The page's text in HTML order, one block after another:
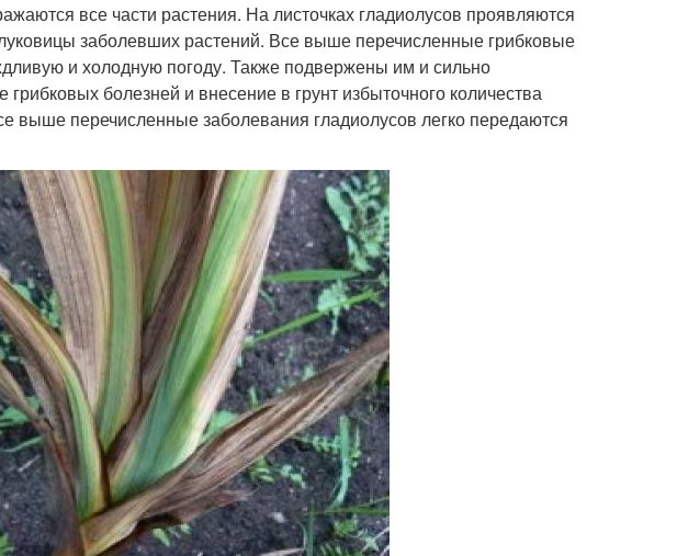
все части растения. На листочках гладиолусов проявляются
заболевших растений. Все выше перечисленные грибковые
и холодную погоду. Также подвержены им и сильно
болезней и внесение в грунт избыточного количества
выше перечисленные заболевания гладиолусов легко передаются